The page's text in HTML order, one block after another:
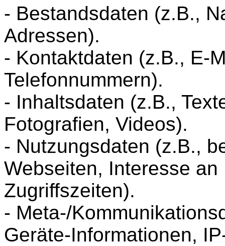
- Bestandsdaten (z.B.,
Adressen).
- Kontaktdaten (z.B., E-
Telefonnummern).
- Inhaltsdaten (z.B.,
Fotografien, Videos).
- Nutzungsdaten (z.B.,
Webseiten, Interesse an
Zugriffszeiten).
- Meta-/
Geräte-Informationen,